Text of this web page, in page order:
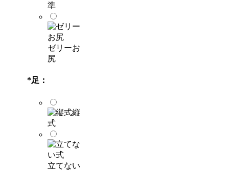
準
ゼリーお
尻
*足：
縦
式
立てない